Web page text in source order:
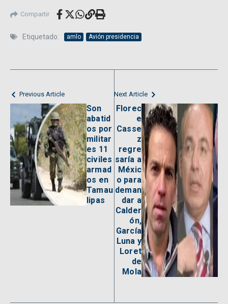
Compartir
Etiquetado: amlo Avión presidencia
Previous Article
Son
abatid
os por
militar
es 11
civiles
armad
os en
Tamau
lipas
Next Article
Florec
e
Casse
z
regre
saría a
Méxic
o para
deman
dar a
Calder
ón,
García
Luna y
Loret
de
Mola